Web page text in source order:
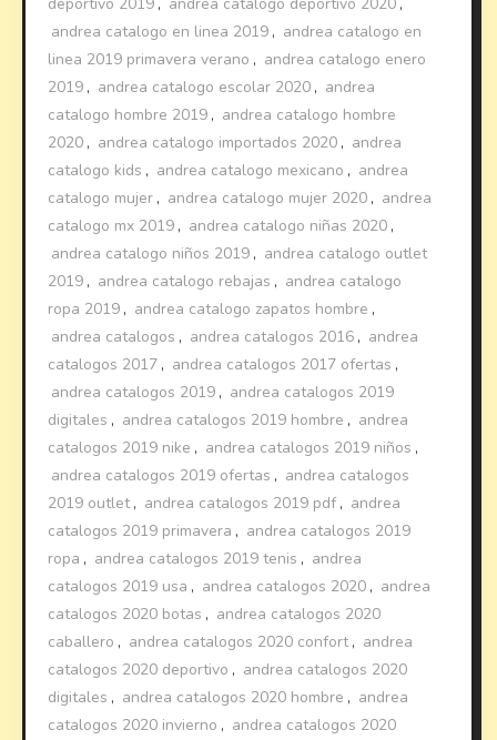
andrea catalogo en linea 2019 , andrea catalogo en
linea 2019 primavera verano , andrea catalogo enero
2019 , andrea catalogo escolar 2020 , andrea
catalogo hombre 2019 , andrea catalogo hombre
2020 , andrea catalogo importados 2020 , andrea
catalogo kids , andrea catalogo mexicano , andrea
catalogo mujer , andrea catalogo mujer 2020 , andrea
catalogo mx 2019 , andrea catalogo niñas 2020 ,
andrea catalogo niños 2019 , andrea catalogo outlet
2019 , andrea catalogo rebajas , andrea catalogo
ropa 2019 , andrea catalogo zapatos hombre ,
andrea catalogos , andrea catalogos 2016 , andrea
catalogos 2017 , andrea catalogos 2017 ofertas ,
andrea catalogos 2019 , andrea catalogos 2019
digitales , andrea catalogos 2019 hombre , andrea
catalogos 2019 nike , andrea catalogos 2019 niños ,
andrea catalogos 2019 ofertas , andrea catalogos
2019 outlet, andrea catalogos 2019 pdf , andrea
catalogos 2019 primavera , andrea catalogos 2019
ropa , andrea catalogos 2019 tenis , andrea
catalogos 2019 usa , andrea catalogos 2020 , andrea
catalogos 2020 botas , andrea catalogos 2020
caballero , andrea catalogos 2020 confort, andrea
catalogos 2020 deportivo , andrea catalogos 2020
digitales , andrea catalogos 2020 hombre , andrea
catalogos 2020 invierno , andrea catalogos 2020